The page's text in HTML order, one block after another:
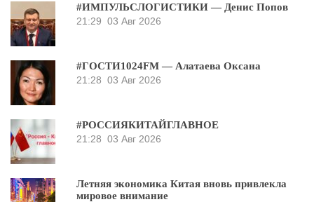
#ИМПУЛЬСЛОГИСТИКИ — Денис Попов
21:29 03 Авг 2026
#ГОСТИ1024FM — Алатаева Оксана
21:28 03 Авг 2026
#РОССИЯКИТАЙГЛАВНОЕ
21:28 03 Авг 2026
Летняя экономика Китая вновь привлекла
мировое внимание